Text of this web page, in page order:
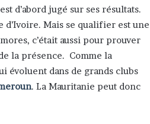
d’abord jugé sur ses résultats.
d’Ivoire. Mais se qualifier est une
c’était aussi pour prouver
la présence. Comme la
évoluent dans de grands clubs
. La Mauritanie peut donc